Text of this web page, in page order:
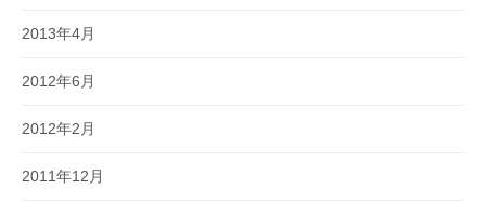
2013年4月
2012年6月
2012年2月
2011年12月